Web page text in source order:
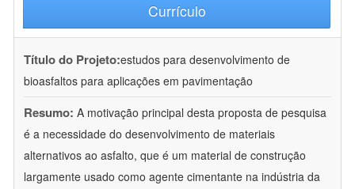
Currículo
Título do Projeto:estudos para desenvolvimento de
bioasfaltos para aplicações em pavimentação
Resumo: A motivação principal desta proposta de pesquisa
é a necessidade do desenvolvimento de materiais
alternativos ao asfalto, que é um material de construção
largamente usado como agente cimentante na indústria da